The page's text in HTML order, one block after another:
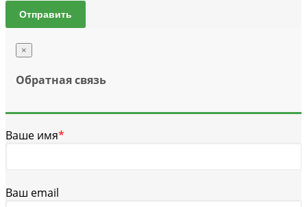
Отправить
×
Обратная связь
Ваше имя*
Ваш email